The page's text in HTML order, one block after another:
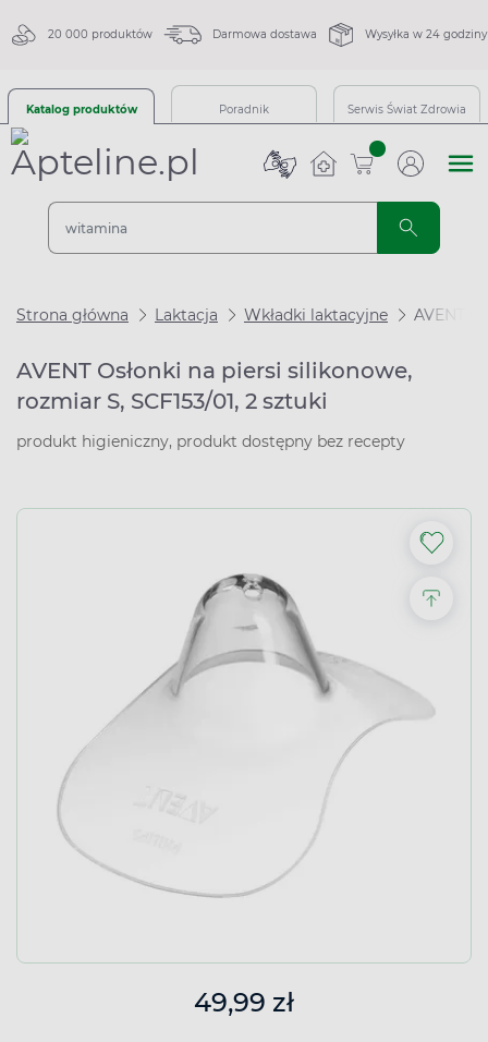
20 000 produktów Darmowa dostawa Wysyłka w 24 godziny
Katalog produktów Poradnik Serwis Świat Zdrowia
sztuk
Strona główna Laktacja Wkładki laktacyjne AVENT
AVENT Osłonki na piersi silikonowe,
rozmiar S, SCF153/01, 2 sztuki
produkt higieniczny, produkt dostępny bez recepty
49,99 zł